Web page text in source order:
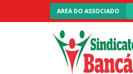
AREA DO ASSOCIADO